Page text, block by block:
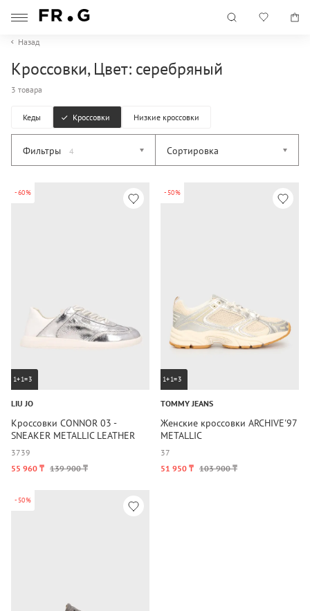
Назад
Кроссовки, Цвет: серебряный
3 товара
Кеды Кроссовки Низкие кроссовки
Фильтры 4 Сортировка
-60%
1+1=3
LIU JO
Кроссовки CONNOR 03 -
SNEAKER METALLIC LEATHER
SILVER
3739
55 960 ₸ 139 900 ₸
-50%
1+1=3
TOMMY JEANS
Женские кроссовки ARCHIVE'97
METALLIC
37
51 950 ₸ 103 900 ₸
-50%